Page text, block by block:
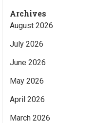
Archives
August 2026
July 2026
June 2026
May 2026
April 2026
March 2026